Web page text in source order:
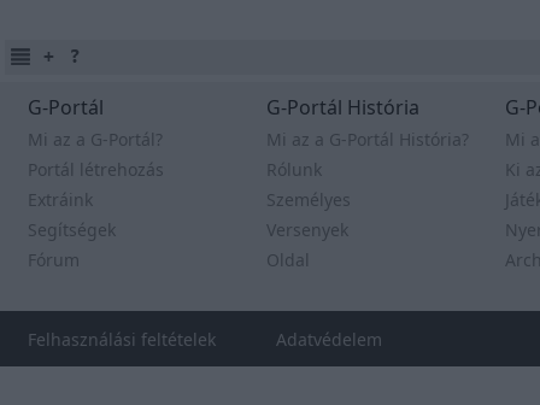
G-Portál
Mi az a G-Portál?
Portál létrehozás
Extráink
Segítségek
Fórum
G-Portál História
Mi az a G-Portál História?
Rólunk
Személyes
Versenyek
Oldal
G-
Mi
Ki
Felhasználási feltételek Adatvédelem